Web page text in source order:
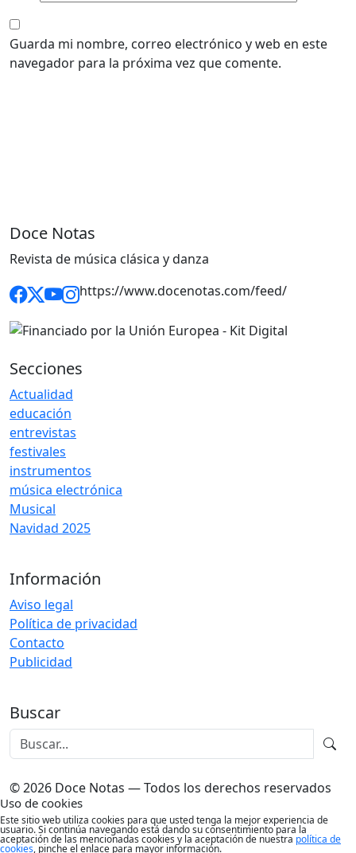
Guarda mi nombre, correo electrónico y web en este
navegador para la próxima vez que comente.
Doce Notas
Revista de música clásica y danza
https://www.docenotas.com/feed/
Secciones
Actualidad
educación
entrevistas
festivales
instrumentos
música electrónica
Musical
Navidad 2025
Información
Aviso legal
Política de privacidad
Contacto
Publicidad
Buscar
© 2026 Doce Notas — Todos los derechos reservados
Uso de cookies
Este sitio web utiliza cookies para que usted tenga la mejor experiencia de
usuario. Si continúa navegando está dando su consentimiento para la
aceptación de las mencionadas cookies y la aceptación de nuestra política de
cookies, pinche el enlace para mayor información.